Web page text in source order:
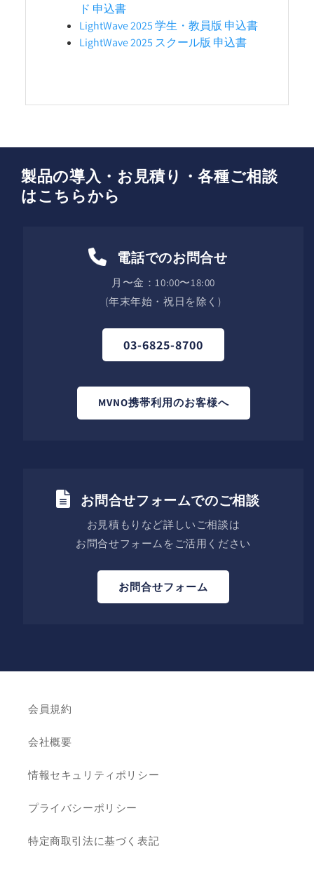
ド 申込書
LightWave 2025 学生・教員版 申込書
LightWave 2025 スクール版 申込書
製品の導入・お見積り・各種ご相談
はこちらから
電話でのお問合せ
月〜金：10:00〜18:00
(年末年始・祝日を除く)
03-6825-8700
MVNO携帯利用のお客様へ
お問合せフォームでのご相談
お見積もりなど詳しいご相談は
お問合せフォームをご活用ください
お問合せフォーム
会員規約
会社概要
情報セキュリティポリシー
プライバシーポリシー
特定商取引法に基づく表記